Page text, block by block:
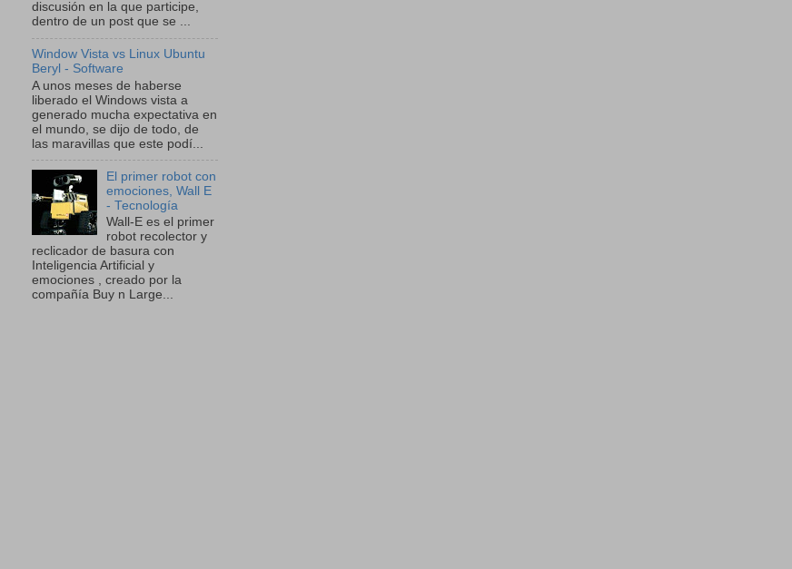
discusión en la que participe,
dentro de un post que se ...
Window Vista vs Linux Ubuntu
Beryl - Software
A unos meses de haberse
liberado el Windows vista a
generado mucha expectativa en
el mundo, se dijo de todo, de
las maravillas que este podí...
El primer robot con
emociones, Wall E
- Tecnología
Wall-E es el primer
robot recolector y
reclicador de basura con
Inteligencia Artificial y
emociones , creado por la
compañía Buy n Large...